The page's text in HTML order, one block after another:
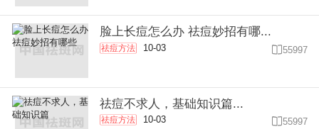
脸上长痘怎么办 祛痘妙招有哪...
祛痘方法 10-03 55997
祛痘不求人，基础知识篇...
祛痘方法 10-03 55997